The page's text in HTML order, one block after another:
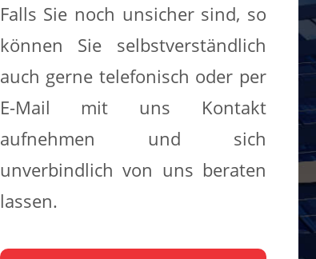
Falls Sie noch unsicher sind, so
können Sie selbstverständlich
auch gerne telefonisch oder per
E-Mail mit uns Kontakt
aufnehmen und sich
unverbindlich von uns beraten
lassen.